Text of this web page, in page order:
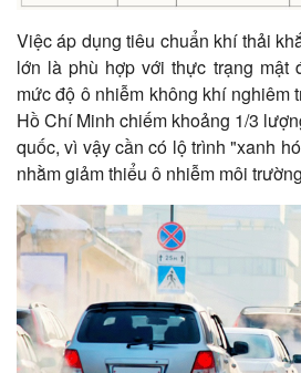
Việc áp dụng tiêu chuẩn khí thải
lớn là phù hợp với thực trạng mật
mức độ ô nhiễm không khí nghiêm
Hồ Chí Minh chiếm khoảng 1/3
quốc, vì vậy cần có lộ trình "xanh
nhằm giảm thiểu ô nhiễm môi